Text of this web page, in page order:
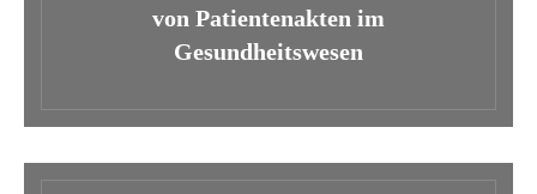
von Patientenakten im
Gesundheitswesen